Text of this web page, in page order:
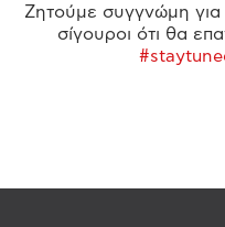
Ζητούμε συγγνώμη για
σίγουροι ότι θα